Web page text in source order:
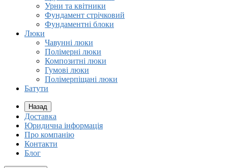
Урни та квітники
Фундамент стрічковий
Фундаментні блоки
Люки
Чавунні люки
Полімерні люки
Композитні люки
Гумові люки
Полімерпіщані люки
Батути
Назад
Доставка
Юридична інформація
Про компанію
Контакти
Блог